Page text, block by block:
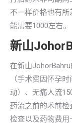
不一样价格也有
能需要1000左右。
新山
在新山
（手术费因怀孕
动）、无痛人流
药流之前的术前
检查以及药物费用